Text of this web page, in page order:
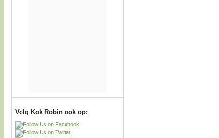
Volg Kok Robin ook op: